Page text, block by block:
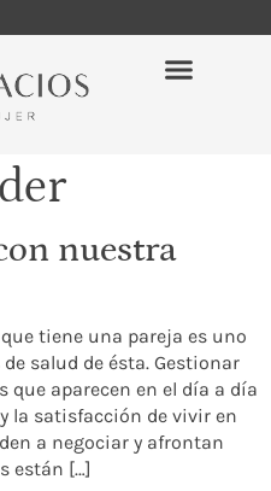
nuestra
tiene una pareja es uno
salud de ésta. Gestionar
aparecen en el día a día
la satisfacción de vivir en
a negociar y afrontan
están […]